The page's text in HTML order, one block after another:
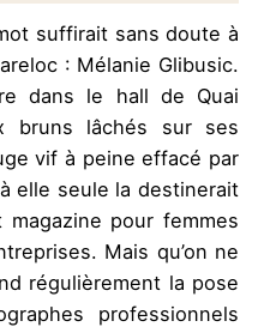
suffirait sans doute à
: Mélanie Glibusic.
dans le hall de Quai
bruns lâchés sur ses
vif à peine effacé par
elle seule la destinerait
pour femmes
Mais qu’on ne
régulièrement la pose
professionnels